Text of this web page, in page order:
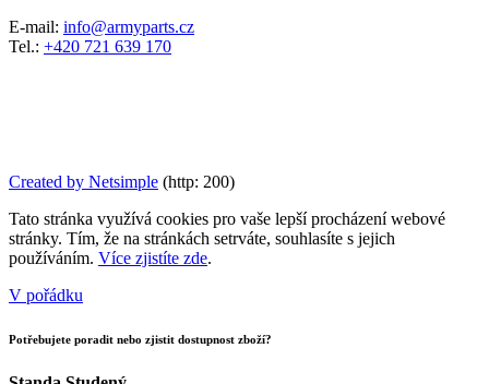
E-mail: info@armyparts.cz
Tel.: +420 721 639 170
Created by Netsimple (http: 200)
Tato stránka využívá cookies pro vaše lepší procházení webové
stránky. Tím, že na stránkách setrváte, souhlasíte s jejich
používáním. Více zjistíte zde.
V pořádku
Potřebujete poradit nebo zjistit dostupnost zboží?